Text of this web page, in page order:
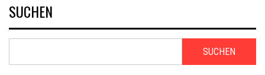
SUCHEN
SUCHEN